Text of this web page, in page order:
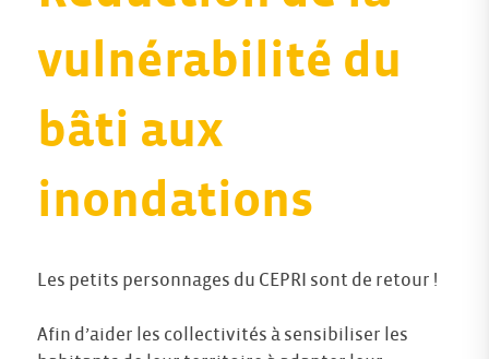
vulnérabilité du
bâti aux
inondations
Les petits personnages du CEPRI sont de retour !
Afin d’aider les collectivités à sensibiliser les